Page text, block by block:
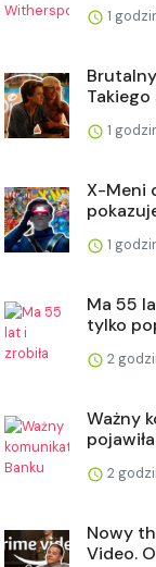
1
Takiego
1
X-Meni
1
Ma 55
tylko
2
Ważny
2
Nowy
Video.